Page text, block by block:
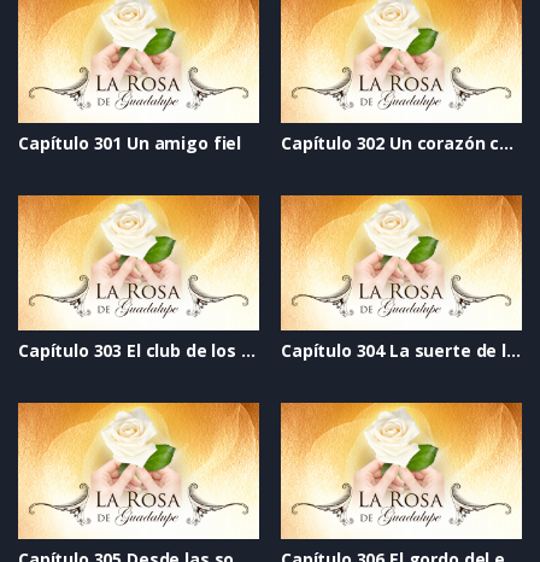
Capítulo 301 Un amigo fiel Capítulo 302 Un corazón completo
Capítulo 303 El club de los no abortados Capítulo 304 La suerte de la fea a las inteligentes nos vale gorro